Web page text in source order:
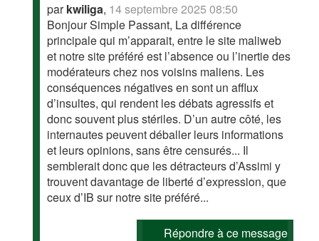
parkwiliga, 14 septembre 2025 08:50
Bonjour Simple Passant, La différence
principale qui m’apparait, entre le site maliweb
et notre site préféré est l’absence ou l’inertie des
modérateurs chez nos voisins maliens. Les
conséquences négatives en sont un afflux
d’insultes, qui rendent les débats agressifs et
donc souvent plus stériles. D’un autre côté, les
internautes peuvent déballer leurs informations
et leurs opinions, sans être censurés... Il
semblerait donc que les détracteurs d’Assimi y
trouvent davantage de liberté d’expression, que
ceux d’IB sur notre site préféré...
Répondre à ce message